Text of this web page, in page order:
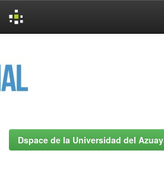
Dspace de la Universidad del Azuay